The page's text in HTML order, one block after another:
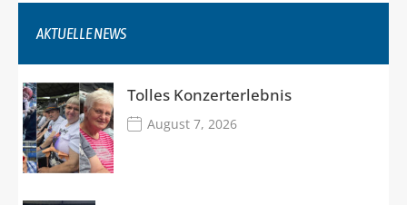
AKTUELLE NEWS
Tolles Konzerterlebnis
August 7, 2026